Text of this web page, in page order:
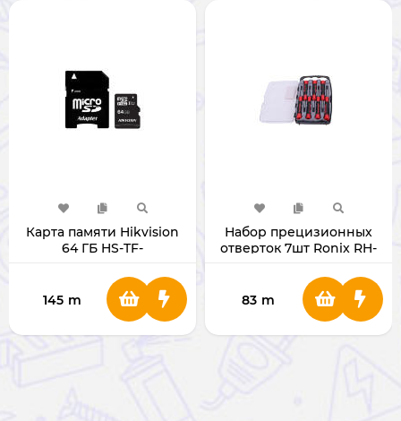
Карта памяти Hikvision
64 ГБ HS-TF-
145 m
Набор прецизионных
отверток 7шт Ronix RH-
83 m